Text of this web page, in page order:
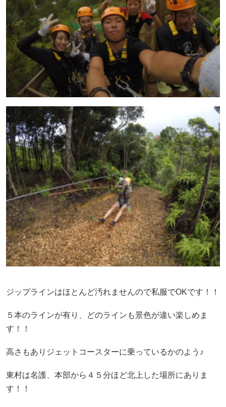
ジップラインはほとんど汚れませんので私服でOKです！！
５本のラインが有り、どのラインも景色が違い楽しめま
す！！
高さもありジェットコースターに乗っているかのよう♪
東村は名護、本部から４５分ほど北上した場所にありま
す！！